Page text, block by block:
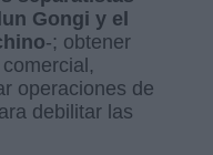
Gongi y el
-; obtener
operaciones de
debilitar las